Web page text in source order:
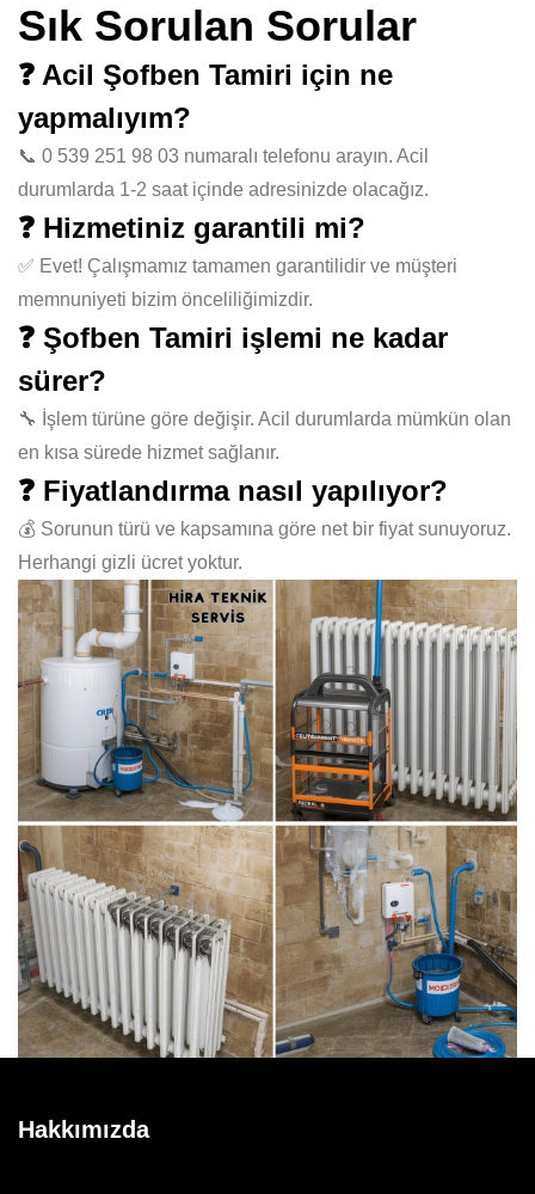
Sık Sorulan Sorular
❓ Acil Şofben Tamiri için ne
yapmalıyım?
📞 0 539 251 98 03 numaralı telefonu arayın. Acil
durumlarda 1-2 saat içinde adresinizde olacağız.
❓ Hizmetiniz garantili mi?
✅ Evet! Çalışmamız tamamen garantilidir ve müşteri
memnuniyeti bizim önceliliğimizdir.
❓ Şofben Tamiri işlemi ne kadar
sürer?
🔧 İşlem türüne göre değişir. Acil durumlarda mümkün olan
en kısa sürede hizmet sağlanır.
❓ Fiyatlandırma nasıl yapılıyor?
💰 Sorunun türü ve kapsamına göre net bir fiyat sunuyoruz.
Herhangi gizli ücret yoktur.
Hakkımızda